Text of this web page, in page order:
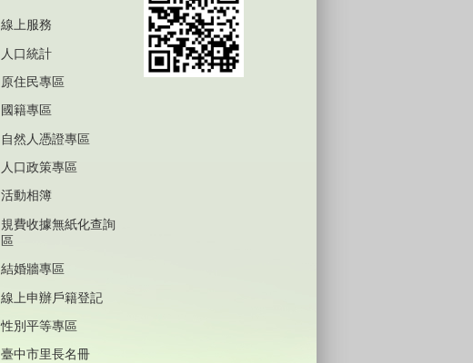
線上服務
人口統計
原住民專區
國籍專區
自然人憑證專區
人口政策專區
活動相簿
規費收據無紙化查詢
區
結婚牆專區
線上申辦戶籍登記
性別平等專區
臺中市里長名冊